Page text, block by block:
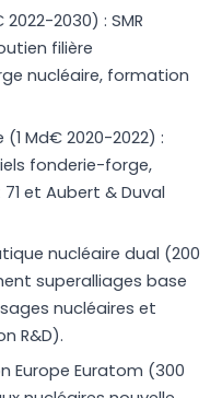
2030) : SMR
filière
nucléaire, formation
(1 Md€ 2020-2022) :
fonderie-forge,
et Aubert & Duval
nucléaire dual (200
superalliages base
nucléaires et
R&D).
Europe Euratom (300